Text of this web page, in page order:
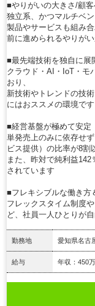
■やりがいの大きさ/顧
独立系、かつマルチベ
製品やサービスも組み
前に進められるやりがい
■最先端技術を独自に展
クラウド・AI・IoT・モ
おり、
新技術やトレンドの技
にはおススメの環境です
■経営基盤が極めて安定
単発売上のみに依存せ
ビス提供）の比率が8割
また、昨対で純利益
されています
■フレキシブルな働き方
フレックスタイム制度
ど、社員一人ひとりが
勤務地 愛知県名古
給与 年収：450